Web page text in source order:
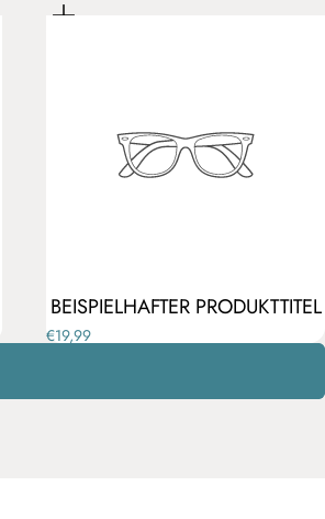
BEISPIELHAFTER PRODUKTTITEL
€19,99